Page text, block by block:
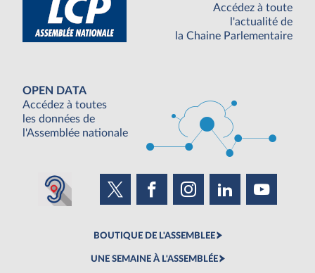
Accédez à toute
l'actualité de
la Chaine Parlementaire
OPEN DATA
Accédez à toutes
les données de
l'Assemblée nationale
BOUTIQUE DE L'ASSEMBLEE
UNE SEMAINE À L'ASSEMBLÉE